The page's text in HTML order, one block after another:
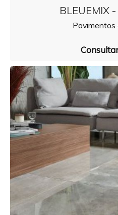
BLEUEMIX
Pavimentos